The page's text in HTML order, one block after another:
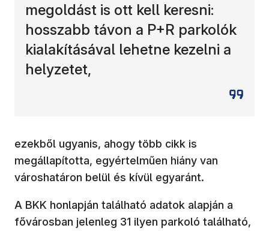
megoldást is ott kell keresni:
hosszabb távon a P+R parkolók
kialakításával lehetne kezelni a
helyzetet,
ezekből ugyanis, ahogy több cikk is
megállapította, egyértelműen hiány van
városhatáron belül és kívül egyaránt.
A BKK honlapján található adatok alapján a
fővárosban jelenleg 31 ilyen parkoló található,